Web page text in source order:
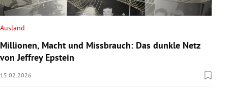
Ausland
Millionen, Macht und Missbrauch: Das dunkle Netz
von Jeffrey Epstein
15.02.2026